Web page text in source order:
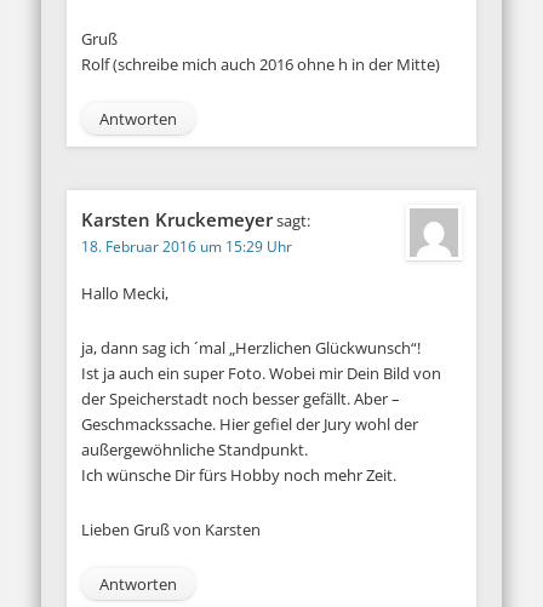
Gruß
Rolf (schreibe mich auch 2016 ohne h in der Mitte)
Antworten
Karsten Kruckemeyersagt:
18. Februar 2016 um 15:29 Uhr
Hallo Mecki,
ja, dann sag ich ´mal „Herzlichen Glückwunsch“!
Ist ja auch ein super Foto. Wobei mir Dein Bild von
der Speicherstadt noch besser gefällt. Aber –
Geschmackssache. Hier gefiel der Jury wohl der
außergewöhnliche Standpunkt.
Ich wünsche Dir fürs Hobby noch mehr Zeit.
Lieben Gruß von Karsten
Antworten